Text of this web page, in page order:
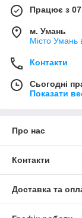
Працює з
м. Умань
Місто Умань
Контакти
Сьогодні
Показати
Про нас
Контакти
Доставка та